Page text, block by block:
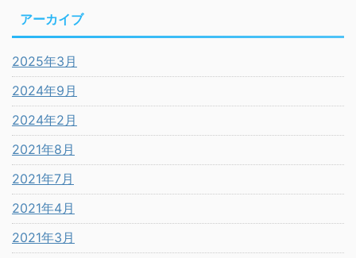
アーカイブ
2025年3月
2024年9月
2024年2月
2021年8月
2021年7月
2021年4月
2021年3月